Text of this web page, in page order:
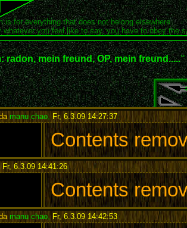
is for everything that does not belong elsewhere.
whatever you feel like to say, you have to obey the
radon, mein freund, OP, mein freund....."
manu chao, Fr, 6.3.09 14:27:37:
Contents
Fr, 6.3.09 14:41:26:
Contents
manu chao, Fr, 6.3.09 14:42:53: